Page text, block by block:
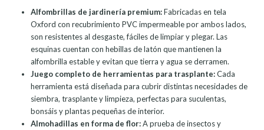
Alfombrillas de jardinería premium:Fabricadas en tela
Oxford con recubrimiento PVC impermeable por ambos lados,
son resistentes al desgaste, fáciles de limpiar y plegar. Las
esquinas cuentan con hebillas de latón que mantienen la
alfombrilla estable y evitan que tierra y agua se derramen.
Juego completo de herramientas para trasplante:Cada
herramienta está diseñada para cubrir distintas necesidades de
siembra, trasplante y limpieza, perfectas para suculentas,
bonsáis y plantas pequeñas de interior.
Almohadillas en forma de flor:A prueba de insectos y